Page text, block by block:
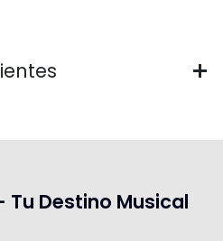
Tu Destino Musical